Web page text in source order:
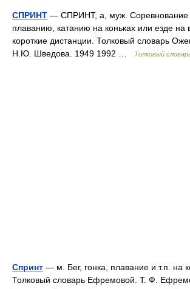
СПРИНТ — СПРИНТ, а, муж. Соревнование
плаванию, катанию на коньках или езде на
короткие дистанции. Толковый словарь
Н.Ю. Шведова. 1949 1992 …
Толковый
Спринт — м. Бег, гонка, плавание и т.п. на
Толковый словарь Ефремовой. Т. Ф.